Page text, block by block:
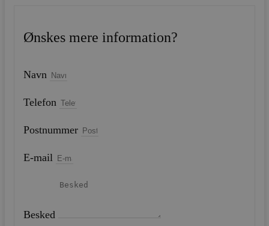
Ønskes mere information?
Navn
Telefon
Postnummer
E-mail
Besked